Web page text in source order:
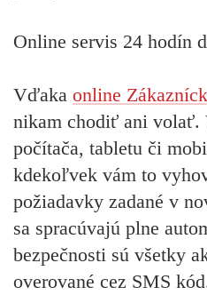
Online servis 24 hodín
Vďaka online
nikam chodiť ani volať.
počítača, tabletu či
kdekoľvek vám to
požiadavky zadané v
sa spracúvajú plne
bezpečnosti sú všetky
overované cez SMS